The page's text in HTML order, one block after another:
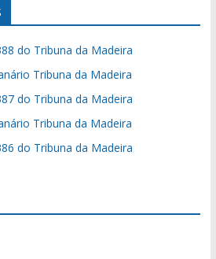
do Tribuna da Madeira
Tribuna da Madeira
do Tribuna da Madeira
Tribuna da Madeira
do Tribuna da Madeira